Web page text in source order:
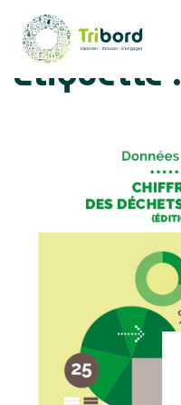
Accueil»
Étiquette :